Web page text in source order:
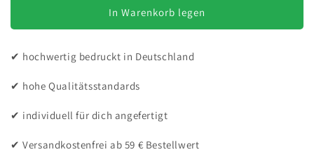
Reiten
Hoodie
Reiten
Hoodie
In Warenkorb legen
✔ hochwertig bedruckt in Deutschland
✔ hohe Qualitätsstandards
✔ individuell für dich angefertigt
✔ Versandkostenfrei ab 59 € Bestellwert